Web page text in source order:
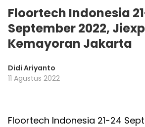
Floortech Indonesia
September 2022,
Kemayoran Jakarta
Didi Ariyanto
11 Agustus 2022
Floortech Indonesia 21-24